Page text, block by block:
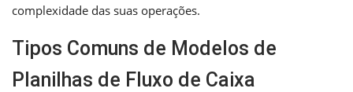
complexidade das suas operações.
Tipos Comuns de Modelos de
Planilhas de Fluxo de Caixa